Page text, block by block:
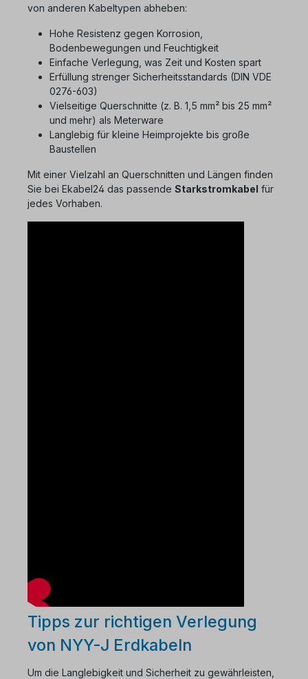
von anderen Kabeltypen abheben:
Hohe Resistenz gegen Korrosion,
Bodenbewegungen und Feuchtigkeit
Einfache Verlegung, was Zeit und Kosten spart
Erfüllung strenger Sicherheitsstandards (DIN VDE
0276-603)
Vielseitige Querschnitte (z. B. 1,5 mm² bis 25 mm²
und mehr) als Meterware
Langlebig für kleine Heimprojekte bis große
Baustellen
Mit einer Vielzahl an Querschnitten und Längen finden
Sie bei Ekabel24 das passende Starkstromkabel für
jedes Vorhaben.
Tipps zur richtigen Verlegung
von NYY-J Erdkabeln
Um die Langlebigkeit und Sicherheit zu gewährleisten,